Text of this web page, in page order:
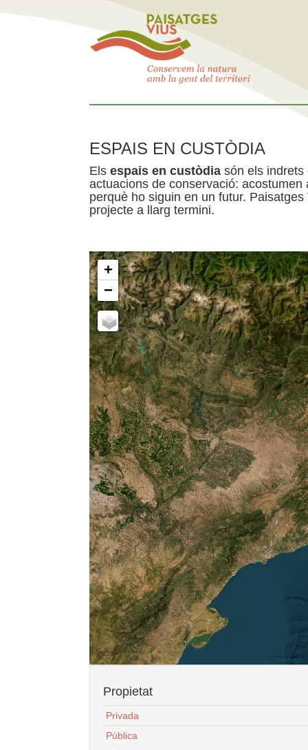
ESPAIS EN CUSTÒDIA
Els espais en custòdia són els indrets
actuacions de conservació:
perquè ho siguin en un futur.
projecte a llarg termini.
+
−
Propietat
Privada
Pública